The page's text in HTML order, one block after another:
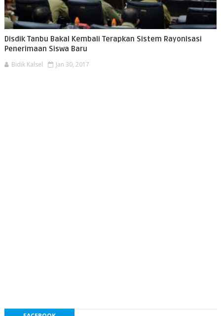
Disdik Tanbu Bakal Kembali Terapkan Sistem Rayonisasi
Penerimaan Siswa Baru
Bidik Kalsel Jan 30, 2017